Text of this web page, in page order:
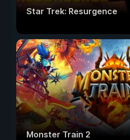
Star Trek: Resurgence
Monster Train 2